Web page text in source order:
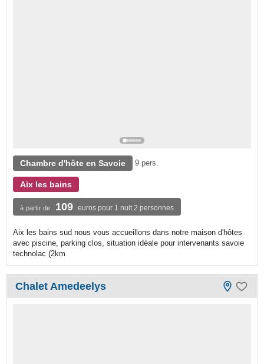
Chambre d'hôte en Savoie 9 pers.
Aix les bains
à partir de 109 euros pour 1 nuit 2 personnes
Aix les bains sud nous vous accueillons dans notre maison d'hôtes
avec piscine, parking clos, situation idéale pour intervenants savoie
technolac (2km
Chalet Amedeelys